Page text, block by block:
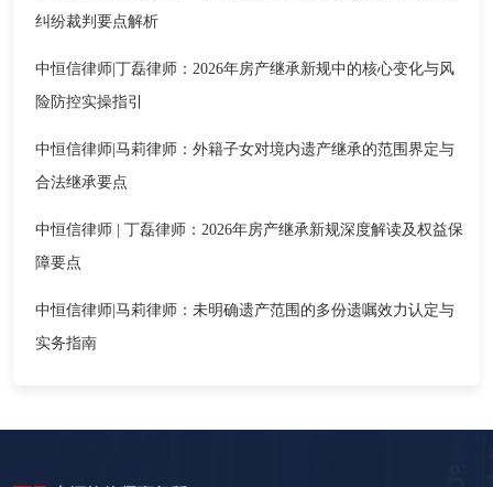
纠纷裁判要点解析
中恒信律师|丁磊律师：2026年房产继承新规中的核心变化与风
险防控实操指引
中恒信律师|马莉律师：外籍子女对境内遗产继承的范围界定与
合法继承要点
中恒信律师 | 丁磊律师：2026年房产继承新规深度解读及权益保
障要点
中恒信律师|马莉律师：未明确遗产范围的多份遗嘱效力认定与
实务指南